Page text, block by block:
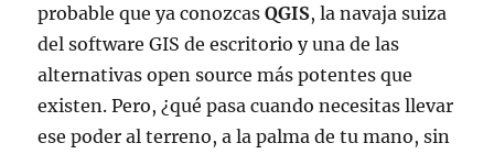
probable que ya conozcasQGIS, la navaja suiza
del software GIS de escritorio y una de las
alternativas open source más potentes que
existen. Pero, ¿qué pasa cuando necesitas llevar
ese poder al terreno, a la palma de tu mano, sin